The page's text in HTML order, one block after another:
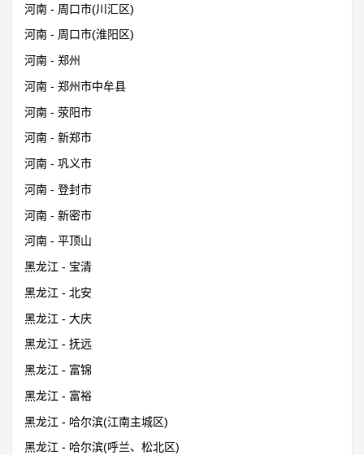
河南 - 周口市(川汇区)
河南 - 周口市(淮阳区)
河南 - 郑州
河南 - 郑州市中牟县
河南 - 荥阳市
河南 - 新郑市
河南 - 巩义市
河南 - 登封市
河南 - 新密市
河南 - 平顶山
黑龙江 - 宝清
黑龙江 - 北安
黑龙江 - 大庆
黑龙江 - 抚远
黑龙江 - 富锦
黑龙江 - 富裕
黑龙江 - 哈尔滨(江南主城区)
黑龙江 - 哈尔滨(呼兰、松北区)